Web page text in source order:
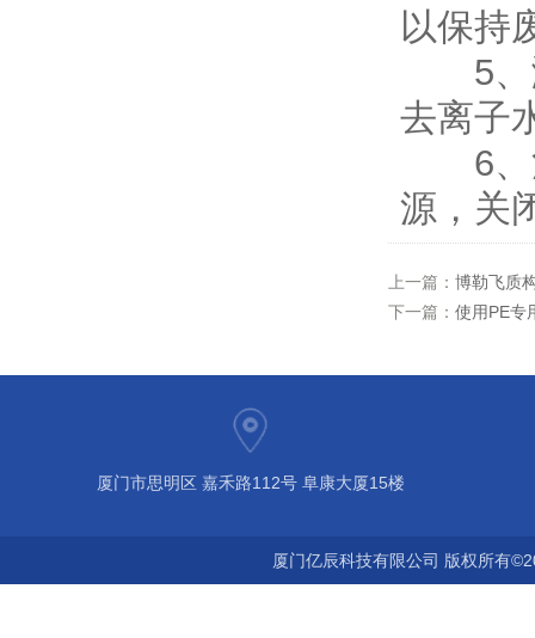
以保持
5、测
去离子
6、清
源，关
上一篇： 博勒飞质
下一篇： 使用PE专
厦门市思明区 嘉禾路112号 阜康大厦15楼
厦门亿辰科技有限公司 版权所有